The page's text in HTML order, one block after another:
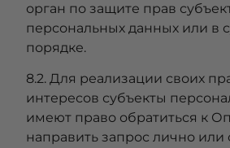
орган по защите прав
персональных данных или в
порядке.
8.2. Для реализации своих
интересов субъекты
имеют право обратиться к
направить запрос лично